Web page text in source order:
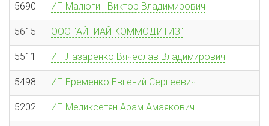
5690 ИП Малюгин Виктор Владимирович
5615 ООО "АЙТИАЙ КОММОДИТИЗ"
5511 ИП Лазаренко Вячеслав Владимирович
5498 ИП Еременко Евгений Сергеевич
5202 ИП Меликсетян Арам Амаякович